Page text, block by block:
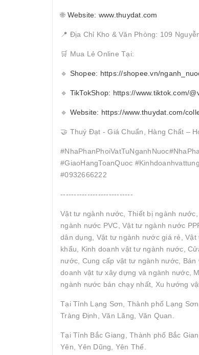
🌐 Website: www.thuydat.com
📍 Địa Chỉ Kho & Văn Phòng: 109
🛒 Mua Lẻ Online Tại:
🔹 Shopee: https://shopee.vn/
🔹 TikTokShop: https://www.tiktok.com/
🔹 Website: https://www.thuydat.com/
🤝 Thuý Đạt - Giá Chuẩn, Hàng Chất –
#GiaoHangToanQuoc
#0932666222
---------------------------
Vật tư ngành nước, Thiết bị ngành
ngành nước PVC, Vật tư ngành nước
dân dụng, Vật tư ngành nước giá rẻ,
khẩu, Kinh doanh vật tư ngành nước,
nước, Cung cấp vật tư ngành nước,
doanh vật tư xây dựng và ngành nước,
ngành nước bán chạy nhất, Xu hướng
Tại Tỉnh Lạng Sơn, Thành phố Lạng
Tràng Định, Văn Lãng, Văn Quan.
Tại Tỉnh Bắc Giang, Thành phố Bắc
Yên, Yên Dũng, Yên Thế.